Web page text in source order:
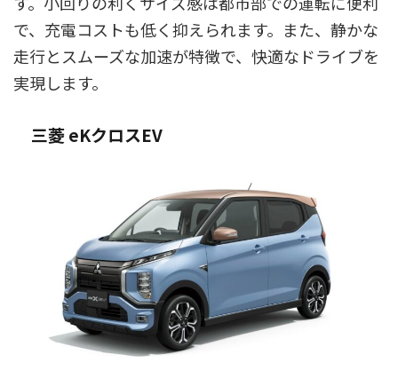
で、充電コストも低く抑えられます。また、静かな
走行とスムーズな加速が特徴で、快適なドライブを
実現します。
三菱 eKクロスEV